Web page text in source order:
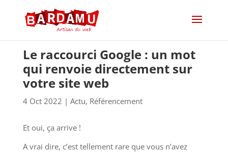
Le raccourci Google : un mot
qui renvoie directement sur
votre site web
4 Oct 2022 | Actu, Référencement
Et oui, ça arrive !
A vrai dire, c’est tellement rare que vous n’avez